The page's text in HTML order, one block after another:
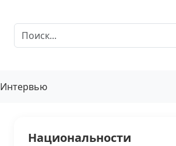
Интервью
Национальности